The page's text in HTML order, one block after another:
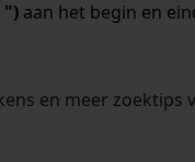
")aan het begin en
en meer zoektips